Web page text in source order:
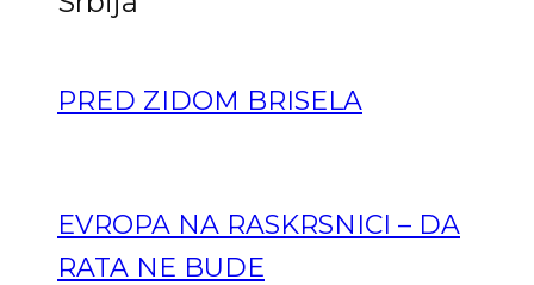
PRED ZIDOM BRISELA
EVROPA NA RASKRSNICI – DA
RATA NE BUDE